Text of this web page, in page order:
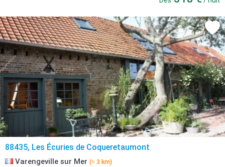
88435, Les Écuries de Coqueretaumont
Varengeville sur Mer (≈ 3 km)